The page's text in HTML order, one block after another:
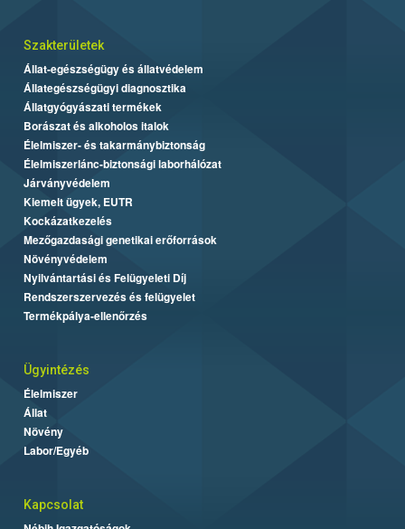
Szakterületek
Állat-egészségügy és állatvédelem
Állategészségügyi diagnosztika
Állatgyógyászati termékek
Borászat és alkoholos italok
Élelmiszer- és takarmánybiztonság
Élelmiszerlánc-biztonsági laborhálózat
Járványvédelem
Kiemelt ügyek, EUTR
Kockázatkezelés
Mezőgazdasági genetikai erőforrások
Növényvédelem
Nyilvántartási és Felügyeleti Díj
Rendszerszervezés és felügyelet
Termékpálya-ellenőrzés
Ügyintézés
Élelmiszer
Állat
Növény
Labor/Egyéb
Kapcsolat